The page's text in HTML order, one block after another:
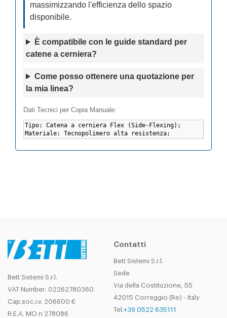
massimizzando l'efficienza dello spazio
disponibile.
È compatibile con le guide standard per
catene a cerniera?
Come posso ottenere una quotazione per
la mia linea?
Dati Tecnici per Copia Manuale:
Bett Sistemi S.r.l.
VAT Number: 02262780360
Cap.soc.i.v. 206600 €
R.E.A. MO n 278086
Contatti
Bett Sistemi S.r.l.
Sede
Via della Costituzione, 55
42015 Correggio (Re) - Italy
Tel.+39 0522 635111